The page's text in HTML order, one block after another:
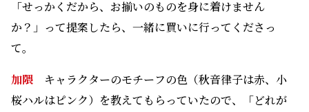
「せっかくだから、お揃いのものを身に着けません
か？」って提案したら、一緒に買いに行ってくださっ
て。
加隈 キャラクターのモチーフの色（秋音律子は赤、小
桜ハルはピンク）を教えてもらっていたので、「どれが